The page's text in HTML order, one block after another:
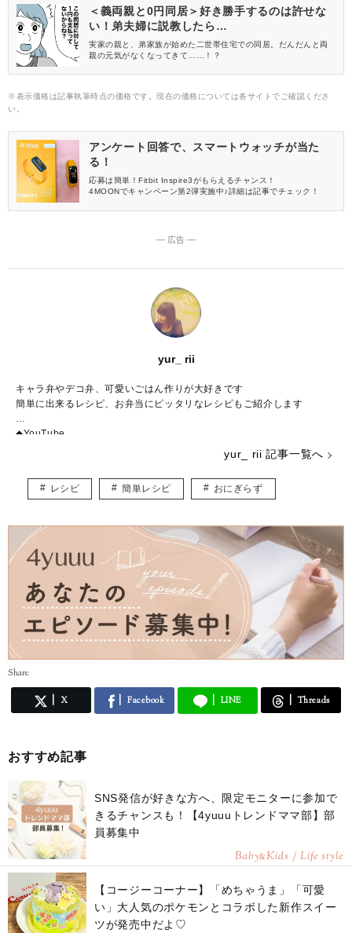
＜義両親と0円同居＞好き勝手するのは許せな
い！弟夫婦に説教したら…
実家の親と、弟家族が始めた二世帯住宅での同居。だんだんと両
親の元気がなくなってきて……！？
※表示価格は記事執筆時点の価格です。現在の価格については各サイトでご確認くださ
い。
アンケート回答で、スマートウォッチが当た
る！
応募は簡単！Fitbit Inspire3がもらえるチャンス！
4MOONでキャンペーン第2弾実施中♪詳細は記事でチェック！
― 広告 ―
yur_ rii
キャラ弁やデコ弁、可愛いごはん作りが大好きです
簡単に出来るレシピ、お弁当にピッタリなレシピもご紹介します
◆YouTube
https://www.youtube.com/channel/UCDAMtUo4wNeGOdLqGFJT4tA
◆Instagram
＠yur_rii
◆Ameba blog
rii＊ごはんアルバム
https://ameblo.jp/hinon5911/
著者
「riiのかんたんデコごはん」
yur_ rii 記事一覧へ
レシピ 簡単レシピ おにぎらず
Share
X Facebook LINE Threads
おすすめ記事
SNS発信が好きな方へ、限定モニターに参加で
きるチャンスも！【4yuuuトレンドママ部】部
員募集中
Baby&Kids / Life style
【コージーコーナー】「めちゃうま」「可愛
い」大人気のポケモンとコラボした新作スイー
ツが発売中だよ♡